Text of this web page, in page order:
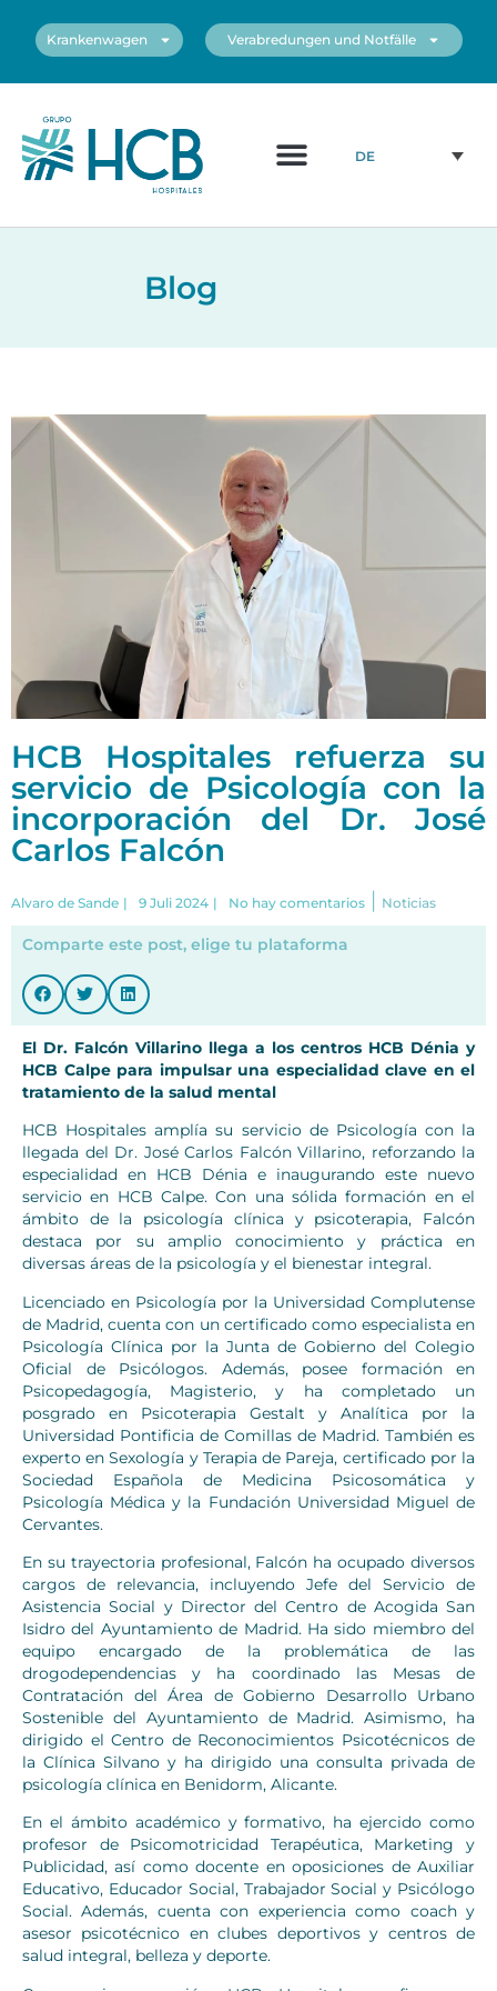
Krankenwagen Verabredungen und Notfälle
DE
Blog
HCB Hospitales refuerza su
servicio de Psicología con la
incorporación del Dr. José
Carlos Falcón
Alvaro de Sande | 9 Juli 2024 | No hay comentarios Noticias
Comparte este post, elige tu plataforma
El Dr. Falcón Villarino llega a los centros HCB Dénia y
HCB Calpe para impulsar una especialidad clave en el
tratamiento de la salud mental
HCB Hospitales amplía su servicio de Psicología con la
llegada del Dr. José Carlos Falcón Villarino, reforzando la
especialidad en HCB Dénia e inaugurando este nuevo
servicio en HCB Calpe. Con una sólida formación en el
ámbito de la psicología clínica y psicoterapia, Falcón
destaca por su amplio conocimiento y práctica en
diversas áreas de la psicología y el bienestar integral.
Licenciado en Psicología por la Universidad Complutense
de Madrid, cuenta con un certificado como especialista en
Psicología Clínica por la Junta de Gobierno del Colegio
Oficial de Psicólogos. Además, posee formación en
Psicopedagogía, Magisterio, y ha completado un
posgrado en Psicoterapia Gestalt y Analítica por la
Universidad Pontificia de Comillas de Madrid. También es
experto en Sexología y Terapia de Pareja, certificado por la
Sociedad Española de Medicina Psicosomática y
Psicología Médica y la Fundación Universidad Miguel de
Cervantes.
En su trayectoria profesional, Falcón ha ocupado diversos
cargos de relevancia, incluyendo Jefe del Servicio de
Asistencia Social y Director del Centro de Acogida San
Isidro del Ayuntamiento de Madrid. Ha sido miembro del
equipo encargado de la problemática de las
drogodependencias y ha coordinado las Mesas de
Contratación del Área de Gobierno Desarrollo Urbano
Sostenible del Ayuntamiento de Madrid. Asimismo, ha
dirigido el Centro de Reconocimientos Psicotécnicos de
la Clínica Silvano y ha dirigido una consulta privada de
psicología clínica en Benidorm, Alicante.
En el ámbito académico y formativo, ha ejercido como
profesor de Psicomotricidad Terapéutica, Marketing y
Publicidad, así como docente en oposiciones de Auxiliar
Educativo, Educador Social, Trabajador Social y Psicólogo
Social. Además, cuenta con experiencia como coach y
asesor psicotécnico en clubes deportivos y centros de
salud integral, belleza y deporte.